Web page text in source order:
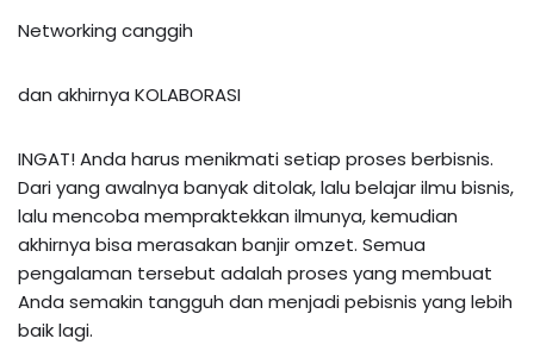
Networking canggih
dan akhirnya KOLABORASI
INGAT! Anda harus menikmati setiap proses berbisnis.
Dari yang awalnya banyak ditolak, lalu belajar ilmu bisnis,
lalu mencoba mempraktekkan ilmunya, kemudian
akhirnya bisa merasakan banjir omzet. Semua
pengalaman tersebut adalah proses yang membuat
Anda semakin tangguh dan menjadi pebisnis yang lebih
baik lagi.